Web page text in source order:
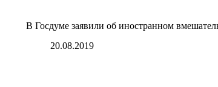
В Госдуме заявили об иностранном
20.08.2019